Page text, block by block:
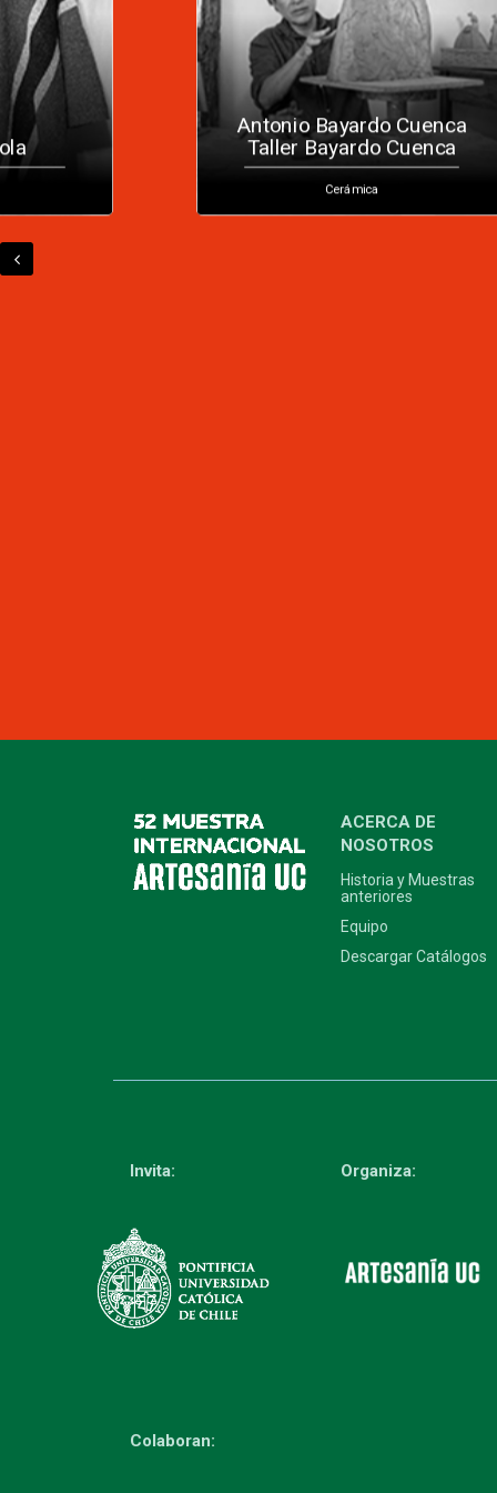
Antonio Bayardo Cuenca
Taller Bayardo Cuenca
Cerámica
ACERCA DE
NOSOTROS
Historia y Muestras
anteriores
Equipo
Descargar Catálogos
Invita: Organiza:
Colaboran: